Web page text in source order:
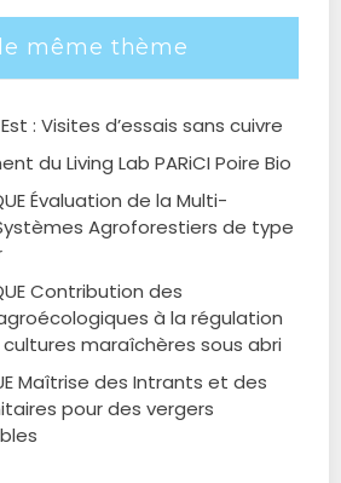
même thème
: Visites d’essais sans cuivre
du Living Lab PARiCI Poire Bio
Évaluation de la Multi-
Agroforestiers de type
Contribution des
à la régulation
maraîchères sous abri
Maîtrise des Intrants et des
pour des vergers